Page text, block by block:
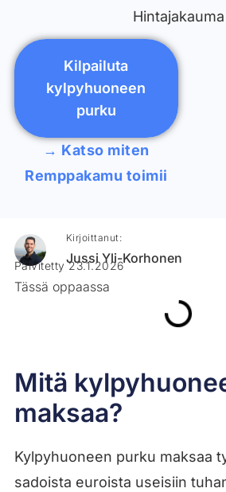
Hintajakauma
Kilpailuta
kylpyhuoneen
purku
→ Katso miten
Remppakamu toimii
Mitä
maksaa?
Kylpyhuoneen purku maksaa
sadoista euroista useisiin
Kirjoittanut:
Jussi Yli-Korhonen
Päivitetty 23.1.2026
Tässä oppaassa